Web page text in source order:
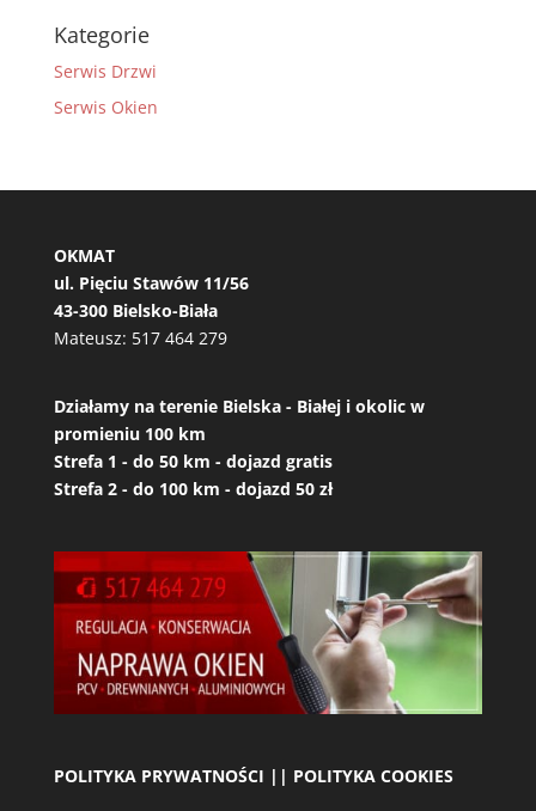
Kategorie
Serwis Drzwi
Serwis Okien
OKMAT
ul. Pięciu Stawów 11/56
43-300 Bielsko-Biała
Mateusz: 517 464 279
Działamy na terenie Bielska - Białej i okolic w
promieniu 100 km
Strefa 1 - do 50 km - dojazd gratis
Strefa 2 - do 100 km - dojazd 50 zł
POLITYKA PRYWATNOŚCI || POLITYKA COOKIES